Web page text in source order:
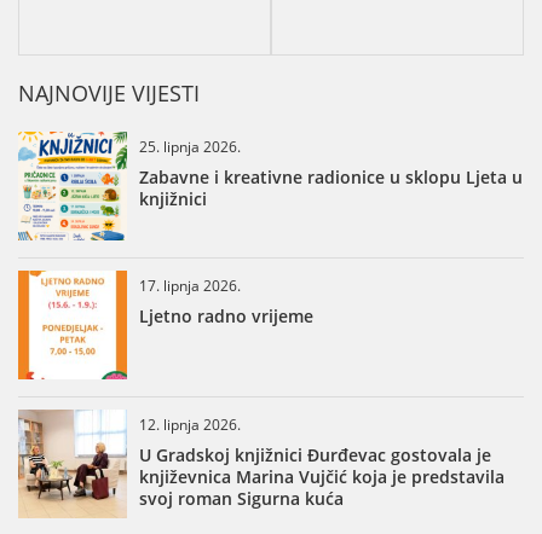
NAJNOVIJE VIJESTI
25. lipnja 2026.
Zabavne i kreativne radionice u sklopu Ljeta u
knjižnici
17. lipnja 2026.
Ljetno radno vrijeme
12. lipnja 2026.
U Gradskoj knjižnici Đurđevac gostovala je
književnica Marina Vujčić koja je predstavila
svoj roman Sigurna kuća